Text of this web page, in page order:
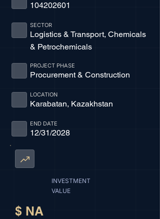
104202601
Logistics & Transport, Chemicals
& Petrochemicals
SECTOR
Procurement & Construction
PROJECT PHASE
Karabatan, Kazakhstan
LOCATION
12/31/2028
END DATE
INVESTMENT
VALUE
$ NA